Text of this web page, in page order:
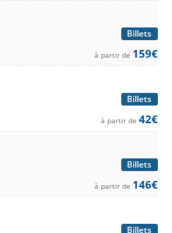
Billets
à partir de 159€
Billets
à partir de 42€
Billets
à partir de 146€
Billets